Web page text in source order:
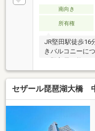
南向き
所有権
JR堅田駅徒歩16
きバルコニーに
す！
セザール琵琶湖大橋